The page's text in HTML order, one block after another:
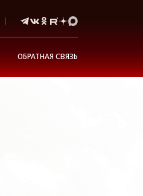
ОБРАТНАЯ СВЯЗЬ